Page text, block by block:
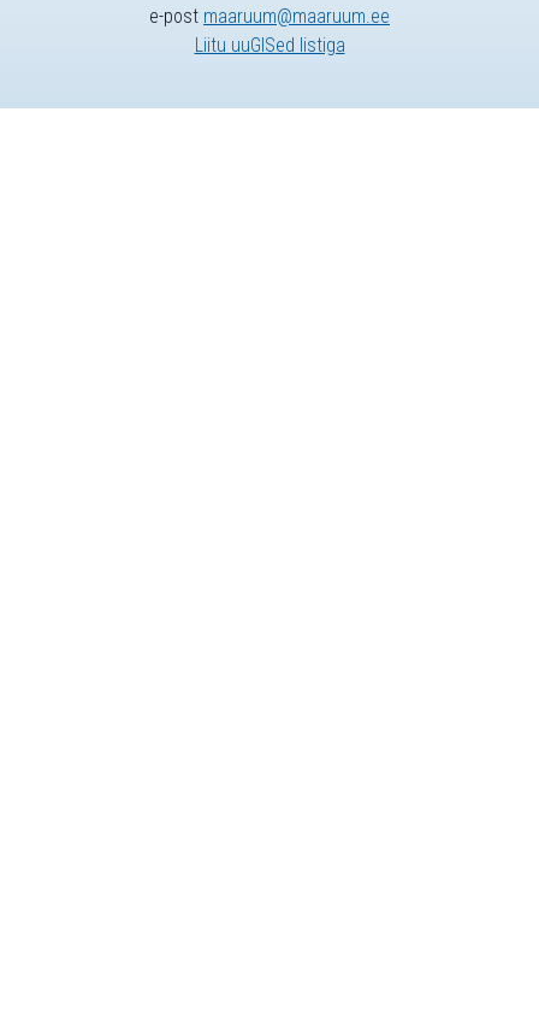
e-post maaruum@maaruum.ee
Liitu uuGISed listiga